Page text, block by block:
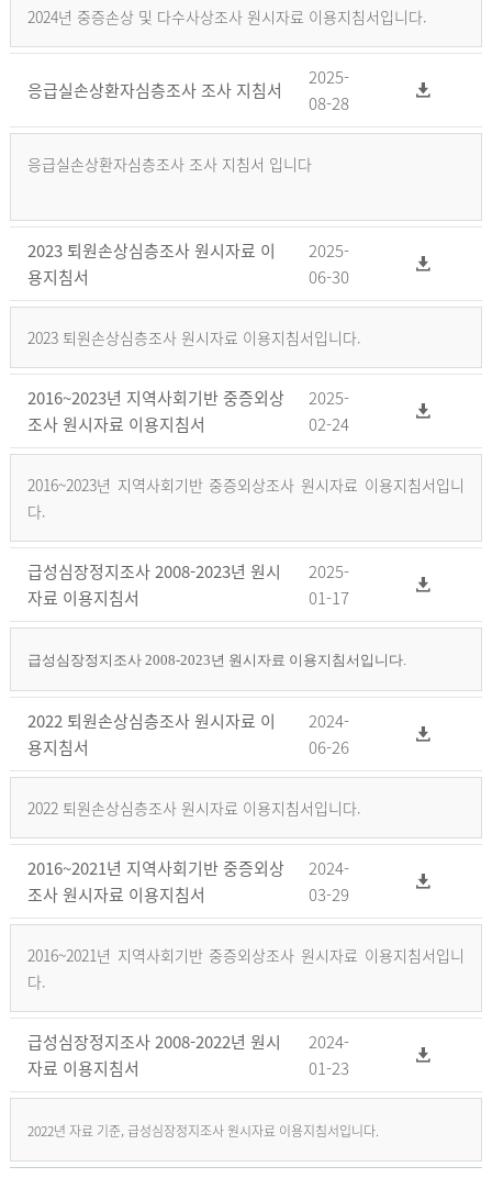
2024년 중증손상 및 다수사상조사 원시자료 이용지침서입니다.
응급실손상환자심층조사 조사 지침서
2025-
08-28
응급실손상환자심층조사 조사 지침서 입니다
2023 퇴원손상심층조사 원시자료 이
용지침서
2025-
06-30
2023 퇴원손상심층조사 원시자료 이용지침서입니다.
2016~2023년 지역사회기반 중증외상
조사 원시자료 이용지침서
2025-
02-24
2016~2023년 지역사회기반 중증외상조사 원시자료 이용지침서입니
다.
급성심장정지조사 2008-2023년 원시
자료 이용지침서
2025-
01-17
급성심장정지조사 2008-2023년 원시자료 이용지침서입니다.
2022 퇴원손상심층조사 원시자료 이
용지침서
2024-
06-26
2022 퇴원손상심층조사 원시자료 이용지침서입니다.
2016~2021년 지역사회기반 중증외상
조사 원시자료 이용지침서
2024-
03-29
2016~2021년 지역사회기반 중증외상조사 원시자료 이용지침서입니
다.
급성심장정지조사 2008-2022년 원시
자료 이용지침서
2024-
01-23
2022년 자료 기준, 급성심장정지조사 원시자료 이용지침서입니다.